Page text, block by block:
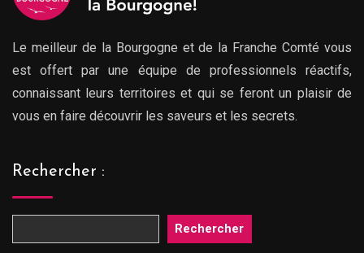
Le meilleur de la Bourgogne et de la Franche Comté vous
est offert par une équipe de professionnels réactifs,
connaissant leurs territoires et qui se feront un plaisir de
vous en faire découvrir les saveurs et les secrets.
Rechercher :
Rechercher